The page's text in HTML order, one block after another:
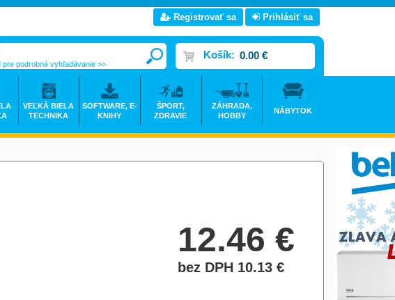
12.46€
bez DPH 10.13€
Registrovať sa Prihlásiť sa
Košík: 0.00 €
pre podrobné vyhľadávanie >>
VEĽKÁ BIELA
TECHNIKA
SOFTWARE, E-
KNIHY
ŠPORT,
ZDRAVIE
ZÁHRADA,
HOBBY
NÁBYTOK